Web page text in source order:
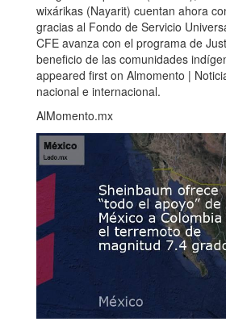
wixárikas (Nayarit) cuentan ahora
gracias al Fondo de Servicio
CFE avanza con el programa de
beneficio de las comunidades
appeared first on Almomento |
nacional e internacional.
AlMomento.mx